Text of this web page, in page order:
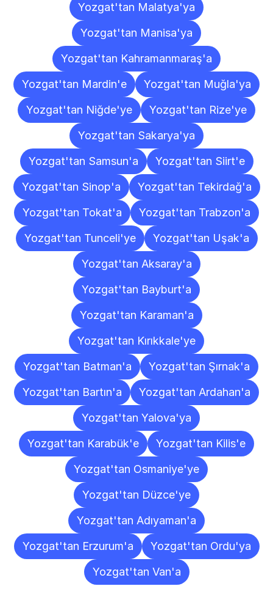
Yozgat'tan Malatya'ya
Yozgat'tan Manisa'ya
Yozgat'tan Kahramanmaraş'a
Yozgat'tan Mardin'e
Yozgat'tan Muğla'ya
Yozgat'tan Niğde'ye
Yozgat'tan Rize'ye
Yozgat'tan Sakarya'ya
Yozgat'tan Samsun'a
Yozgat'tan Siirt'e
Yozgat'tan Sinop'a
Yozgat'tan Tekirdağ'a
Yozgat'tan Tokat'a
Yozgat'tan Trabzon'a
Yozgat'tan Tunceli'ye
Yozgat'tan Uşak'a
Yozgat'tan Aksaray'a
Yozgat'tan Bayburt'a
Yozgat'tan Karaman'a
Yozgat'tan Kırıkkale'ye
Yozgat'tan Batman'a
Yozgat'tan Şırnak'a
Yozgat'tan Bartın'a
Yozgat'tan Ardahan'a
Yozgat'tan Yalova'ya
Yozgat'tan Karabük'e
Yozgat'tan Kilis'e
Yozgat'tan Osmaniye'ye
Yozgat'tan Düzce'ye
Yozgat'tan Adıyaman'a
Yozgat'tan Erzurum'a
Yozgat'tan Ordu'ya
Yozgat'tan Van'a